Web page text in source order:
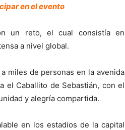
en el evento
un reto, el cual consistía en
a nivel global.
miles de personas en la avenida
el Caballito de Sebastián, con el
y alegría compartida.
en los estadios de la capital